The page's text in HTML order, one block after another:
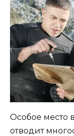
Особое место
отводит